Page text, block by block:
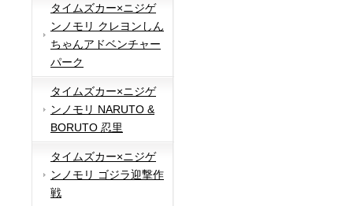
タイムズカー×ニジゲ
ンノモリ クレヨンしん
ちゃんアドベンチャー
パーク
タイムズカー×ニジゲ
ンノモリ NARUTO &
BORUTO 忍里
タイムズカー×ニジゲ
ンノモリ ゴジラ迎撃作
戦